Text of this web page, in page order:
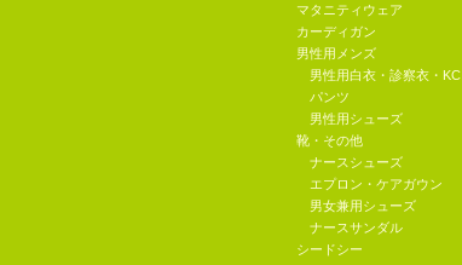
マタニティウェア
カーディガン
男性用メンズ
男性用白衣・診察衣・KC
パンツ
男性用シューズ
靴・その他
ナースシューズ
エプロン・ケアガウン
男女兼用シューズ
ナースサンダル
シードシー